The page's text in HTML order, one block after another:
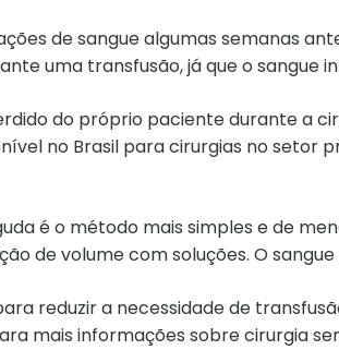
de sangue algumas semanas
uma transfusão, já que o sangue
do próprio paciente durante a
no Brasil para cirurgias no setor
é o método mais simples e de
de volume com soluções. O
reduzir a necessidade de
mais informações sobre cirurgia